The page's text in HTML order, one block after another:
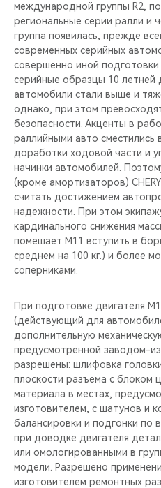
международной группы R2,
региональные серии ралли и
группа появилась, прежде
современных серийных
совершенно иной
серийные образцы 10 летней
автомобили стали выше и
однако, при этом
безопасности. Акценты в
раллийными авто сместились
доработки ходовой части и
начинки автомобилей.
(кроме амортизаторов)
считать достижением
надежности. При этом
кардинального снижения
помешает M11 вступить в
среднем на 100 кг.) и более
соперниками.
При подготовке двигателя
(действующий для
дополнительную
предусмотренной заводом-
разрешены: шлифовка
плоскости разъема с блоком
материала в местах,
изготовителем, с шатунов и
балансировки и подгонки по
при доводке двигателя
или омологированными в
модели. Разрешено
изготовителем ремонтных